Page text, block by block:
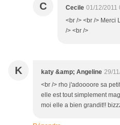
C Cecile 01/12/2011
<br /> <br /> Merci
/> <br />
K katy &amp; Angeline 29/
<br /> rho j'adoooore sa
elle est tout simplement
moi elle a bien grandit!!